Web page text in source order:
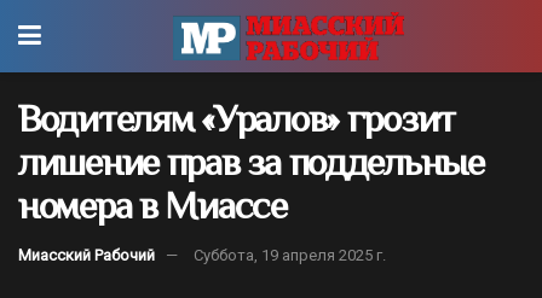
Водителям «Уралов» грозит
лишение прав за поддельные
номера в Миассе
Миасский Рабочий Суббота, 19 апреля 2025 г.